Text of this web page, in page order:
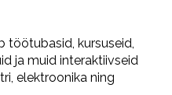
töötubasid, kursuseid,
ja muid interaktiivseid
elektroonika ning